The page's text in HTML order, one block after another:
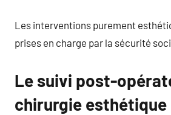
Les interventions purement
prises en charge par la sécurité
Le suivi post-
chirurgie esthétique